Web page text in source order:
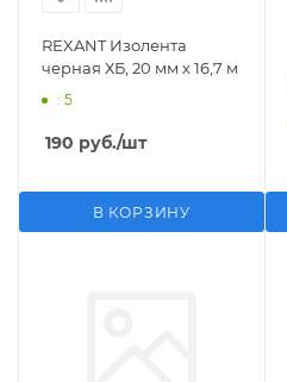
REXANT Изолента
черная ХБ, 20 мм х 16,7 м
: 5
190 руб./шт
В КОРЗИНУ